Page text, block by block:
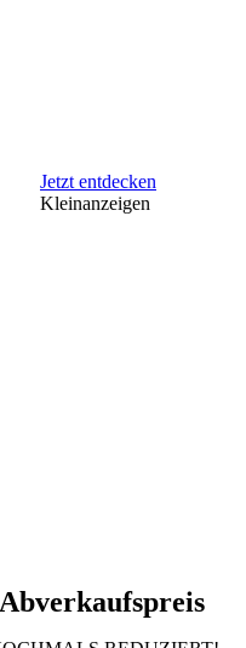
Jetzt entdecken
Kleinanzeigen
Abverkaufspreis